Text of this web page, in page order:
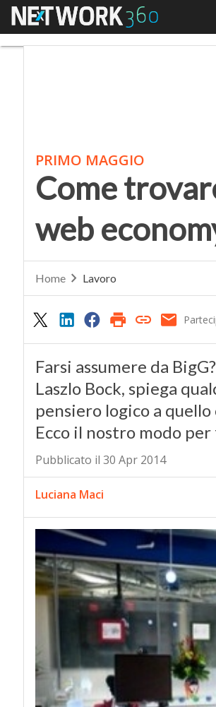
Menu
PRIMO MAGGIO
Come
web
Home Lavoro
Farsi assumere da
Laszlo Bock, spiega
pensiero logico a
Ecco il nostro modo
Pubblicato il 30 Apr 2014
Luciana Maci